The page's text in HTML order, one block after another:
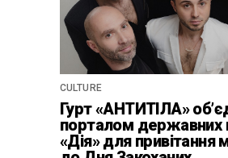
CULTURE
Гурт «АНТИТІЛА»
порталом державних
«Дія» для привітання